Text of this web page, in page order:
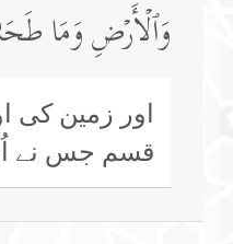
وَٱلۡأَرۡضِ وَمَا
اور زمین کی
قسم جس نے